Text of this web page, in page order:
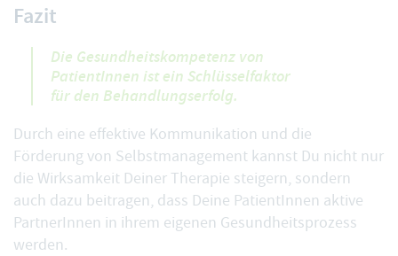
Fazit
Die Gesundheitskompetenz von
PatientInnen ist ein Schlüsselfaktor
für den Behandlungserfolg.
Durch eine effektive Kommunikation und die
Förderung von Selbstmanagement kannst Du nicht nur
die Wirksamkeit Deiner Therapie steigern, sondern
auch dazu beitragen, dass Deine PatientInnen aktive
PartnerInnen in ihrem eigenen Gesundheitsprozess
werden.